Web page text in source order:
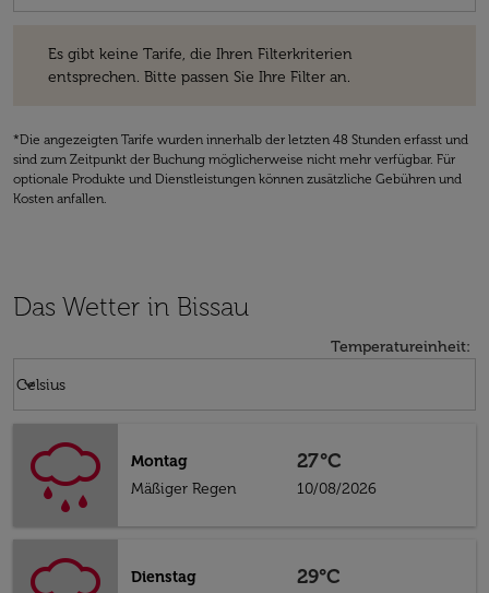
Es gibt keine Tarife, die Ihren Filterkriterien
entsprechen. Bitte passen Sie Ihre Filter an.
*Die angezeigten Tarife wurden innerhalb der letzten 48 Stunden erfasst und
sind zum Zeitpunkt der Buchung möglicherweise nicht mehr verfügbar. Für
optionale Produkte und Dienstleistungen können zusätzliche Gebühren und
Kosten anfallen.
Das Wetter in Bissau
Temperatureinheit:
Celsius
keyboard_arrow_down
Montag
Mäßiger Regen
27°C
10/08/2026
Dienstag
29°C